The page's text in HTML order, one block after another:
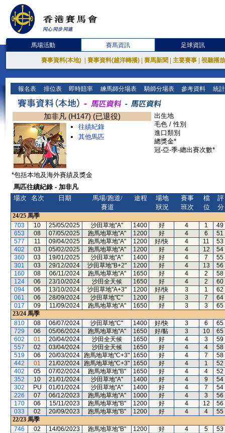
馬場活動 賽馬資訊 足球資訊
賽事資料(本地) 賽事資料(越洋轉播) 賽馬新聞 主要賽事 視聽播
報名表 排位表 即時賠率 練馬師分場表 騎師分場表 參考資料 統
加非凡 (H147) (已退役)
往績紀錄
其他馬匹
出生地
毛色 / 性別
進口類別
總獎金*
冠-亞-季-總出賽次數*
*包括本地及海外賽績及獎金
馬匹往績紀錄 - 加非凡
場次
名次 日期
馬場/跑道/
賽道
途程
場地
狀況
賽事
班次
檔
位
評
分
24/25 馬季
703
10 25/05/2025 沙田草地"A" 1400 好 4 1
49
653
08 07/05/2025 跑馬地草地"A" 1200 好 4 6
51
577
11 09/04/2025 跑馬地草地"A" 1200 好/快 4 11
53
402
03 05/02/2025 跑馬地草地"A" 1200 好 4 12
54
360
03 19/01/2025 沙田草地"A" 1400 好 4 7
55
301
03 29/12/2024 沙田草地"B+2" 1200 好 4 13
56
160
08 06/11/2024 跑馬地草地"A" 1650 好 4 2
58
124
06 23/10/2024 沙田全天候 1650 好 4 2
60
094
06 13/10/2024 沙田草地"A+3" 1200 好/快 3 1
62
061
06 28/09/2024 沙田草地"C" 1200 好 3 7
64
017
09 11/09/2024 跑馬地草地"A" 1650 好 3 3
65
23/24 馬季
810
08 06/07/2024 沙田草地"C" 1400 好/快 3 6
65
729
06 05/06/2024 跑馬地草地"A" 1650 好/黏 3 10
65
602
01 20/04/2024 沙田全天候 1650 好 4 3
59
557
02 03/04/2024 沙田全天候 1650 好 4 4
58
519
06 20/03/2024 跑馬地草地"C+3" 1650 好 4 7
58
442
01 21/02/2024 跑馬地草地"C+3" 1650 好 4 1
52
402
05 07/02/2024 跑馬地草地"B" 1650 好 4 4
52
352
10 21/01/2024 沙田草地"A" 1400 好 4 9
54
302
PU 01/01/2024 沙田草地"A" 1400 好 4 7
54
226
07 06/12/2023 跑馬地草地"A" 1000 好 4 3
56
170
06 15/11/2023 跑馬地草地"B" 1200 好 4 12
56
033
02 20/09/2023 跑馬地草地"B" 1200 好 4 4
55
22/23 馬季
746
02 14/06/2023 跑馬地草地"B" 1200 好 4 5
53